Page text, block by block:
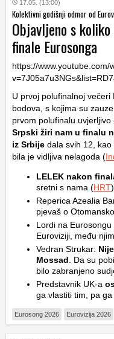
17.05. (13:00)
Kolektivni godišnji odmor od
Objavljeno s
finale Eurosonga
https://www.youtube.com/
U prvoj polufinalnoj
bodova, s kojima su
prvom polufinalu
Srpski žiri nam u finalu
iz Srbije dala svih 12,
bila je vidljiva nelagoda (
LELEK nakon
sretni s nama (HRT)
Reperica Azealia
pjevaš o
Lordi na
Euroviziji, među
Vedran Strukar:
Mossad . Da su
bilo zabranjeno
Predstavnik UK-a
ga vlastiti tim, pa
Eurosong 2026 Eurovizija 2026